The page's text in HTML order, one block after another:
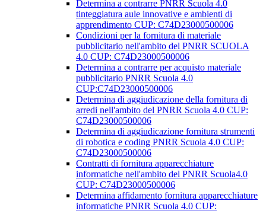
Determina a contrarre PNRR Scuola 4.0
tinteggiatura aule innovative e ambienti di
apprendimento CUP: C74D23000500006
Condizioni per la fornitura di materiale
pubblicitario nell'ambito del PNRR SCUOLA
4.0 CUP: C74D23000500006
Determina a contrarre per acquisto materiale
pubblicitario PNRR Scuola 4.0
CUP:C74D23000500006
Determina di aggiudicazione della fornitura di
arredi nell'ambito del PNRR Scuola 4.0 CUP:
C74D23000500006
Determina di aggiudicazione fornitura strumenti
di robotica e coding PNRR Scuola 4.0 CUP:
C74D23000500006
Contratti di fornitura apparecchiature
informatiche nell'ambito del PNRR Scuola4.0
CUP: C74D23000500006
Determina affidamento fornitura apparecchiature
informatiche PNRR Scuola 4.0 CUP: